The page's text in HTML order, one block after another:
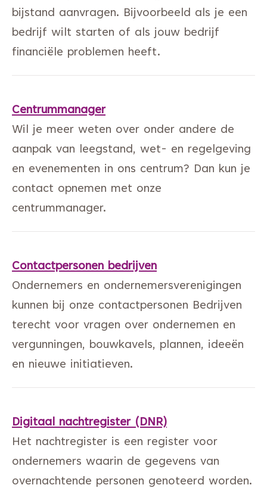
bijstand aanvragen. Bijvoorbeeld als je een
bedrijf wilt starten of als jouw bedrijf
financiële problemen heeft.
Centrummanager
Wil je meer weten over onder andere de
aanpak van leegstand, wet- en regelgeving
en evenementen in ons centrum? Dan kun je
contact opnemen met onze
centrummanager.
Contactpersonen bedrijven
Ondernemers en ondernemersverenigingen
kunnen bij onze contactpersonen Bedrijven
terecht voor vragen over ondernemen en
vergunningen, bouwkavels, plannen, ideeën
en nieuwe initiatieven.
Digitaal nachtregister (DNR)
Het nachtregister is een register voor
ondernemers waarin de gegevens van
overnachtende personen genoteerd worden.